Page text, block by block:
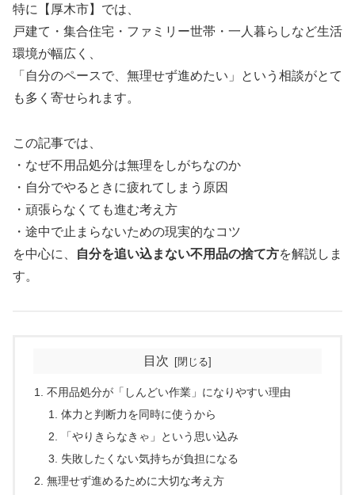
特に【厚木市】では、
戸建て・集合住宅・ファミリー世帯・一人暮らしなど生活
環境が幅広く、
「自分のペースで、無理せず進めたい」という相談がとて
も多く寄せられます。
この記事では、
・なぜ不用品処分は無理をしがちなのか
・自分でやるときに疲れてしまう原因
・頑張らなくても進む考え方
・途中で止まらないための現実的なコツ
を中心に、
自分を追い込まない不用品の捨て方を解説しま
す。
目次
不用品処分が「しんどい作業」になりやすい理由
体力と判断力を同時に使うから
「やりきらなきゃ」という思い込み
失敗したくない気持ちが負担になる
無理せず進めるために大切な考え方